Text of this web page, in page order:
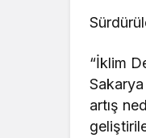
“İklim
Sakarya
artış